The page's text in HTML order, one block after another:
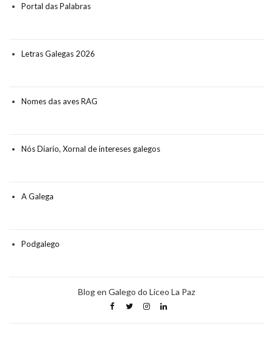
Portal das Palabras
Letras Galegas 2026
Nomes das aves RAG
Nós Diario, Xornal de intereses galegos
A Galega
Podgalego
Blog en Galego do Liceo La Paz